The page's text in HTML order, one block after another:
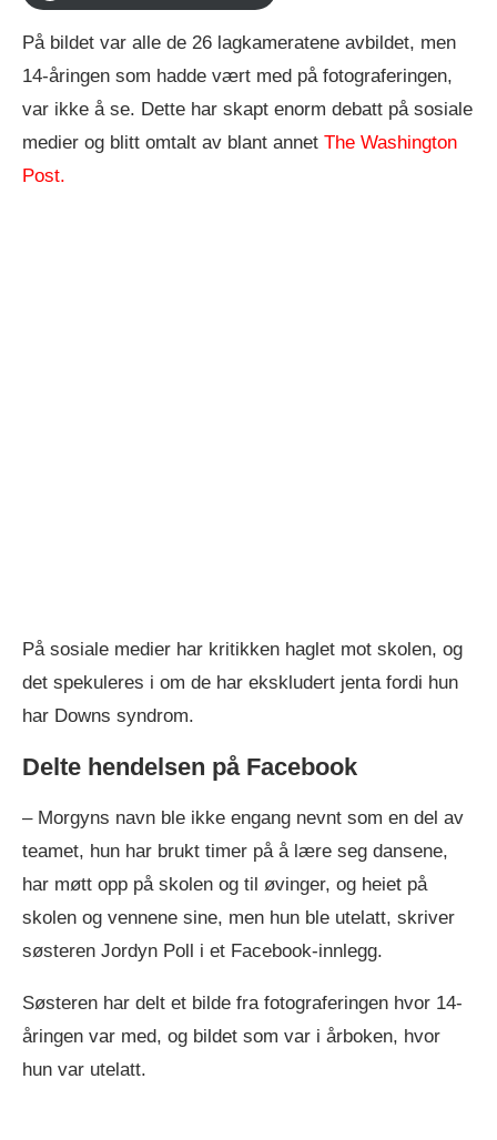
På bildet var alle de 26 lagkameratene avbildet, men
14-åringen som hadde vært med på fotograferingen,
var ikke å se. Dette har skapt enorm debatt på sosiale
medier og blitt omtalt av blant annet The Washington
Post.
På sosiale medier har kritikken haglet mot skolen, og
det spekuleres i om de har ekskludert jenta fordi hun
har Downs syndrom.
Delte hendelsen på Facebook
– Morgyns navn ble ikke engang nevnt som en del av
teamet, hun har brukt timer på å lære seg dansene,
har møtt opp på skolen og til øvinger, og heiet på
skolen og vennene sine, men hun ble utelatt, skriver
søsteren Jordyn Poll i et Facebook-innlegg.
Søsteren har delt et bilde fra fotograferingen hvor 14-
åringen var med, og bildet som var i årboken, hvor
hun var utelatt.